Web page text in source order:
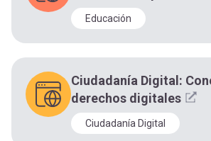
Educación
Ciudadanía Digital:
derechos digitales
Ciudadanía Digital